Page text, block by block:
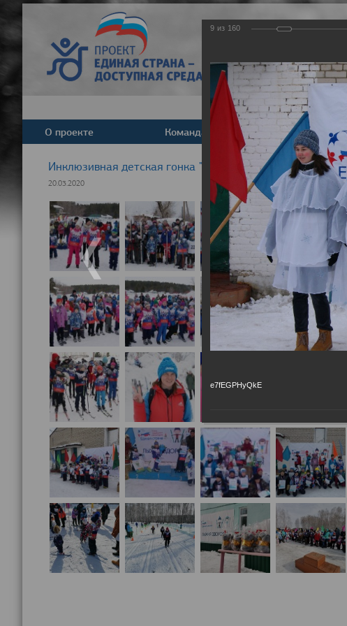
О проекте Команда Новости
Инклюзивная детская гонка "Лыжня здоровья" 2020
20.03.2020
9 из 160
e7fEGPHyQkE